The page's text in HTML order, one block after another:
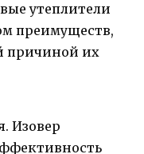
утеплители
преимуществ,
причиной их
Изовер